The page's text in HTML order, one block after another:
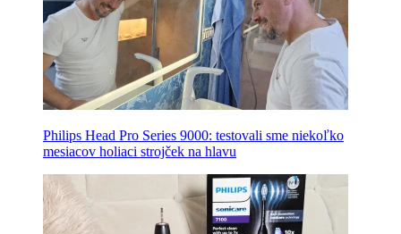
Philips Head Pro Series 9000: testovali sme niekoľko
mesiacov holiaci strojček na hlavu